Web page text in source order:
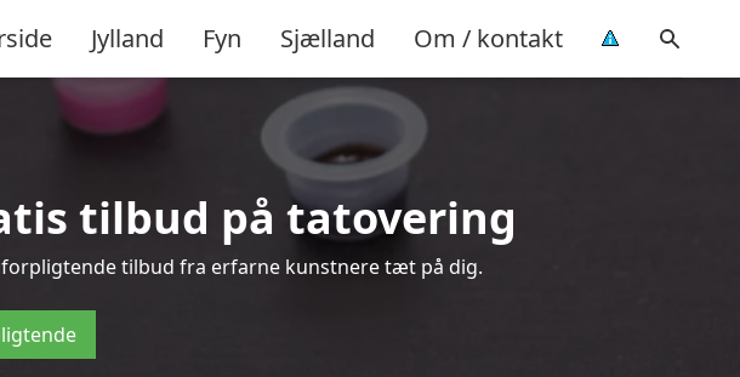
Jylland Fyn Sjælland Om / kontakt
tilbud på tatovering
tilbud fra erfarne kunstnere tæt på dig.